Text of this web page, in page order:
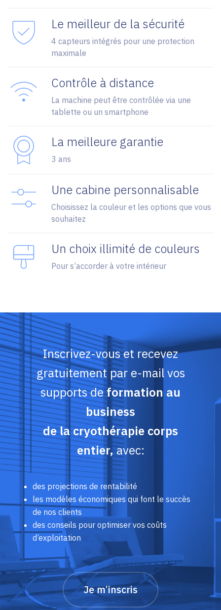
Le meilleur de la sécurité
4 capteurs intégrés pour une protection
maximale
Contrôle à distance
La machine peut être contrôlée via une
tablette ou un smartphone
La meilleure garantie
3 ans
Une cabine personnalisable
Choisissez la couleur et les options que vous
souhaitez
Un choix illimité de couleurs
Pour s’accorder à votre intérieur
Inscrivez-vous et recevez
gratuitement par e-mail vos
supports deformation au
business
de la cryothérapie corps
entier,avec:
des projections de rentabilité
les modèles économiques qui font le succès
de nos clients
des conseils pour optimiser vos coûts
d’exploitation
Je m’inscris